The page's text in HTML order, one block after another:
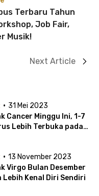
Terbaru Tahun
Job Fair,
Musik!
Next Article
· 31 Mei 2023
Cancer Minggu Ini, 1-7
Lebih Terbuka pada
· 13 November 2023
Virgo Bulan Desember
Lebih Kenal Diri Sendiri